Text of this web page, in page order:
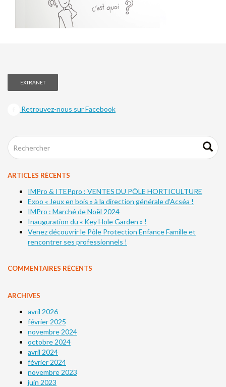
EXTRANET
Retrouvez-nous sur Facebook
ARTICLES RÉCENTS
IMPro & ITEPpro : VENTES DU PÔLE HORTICULTURE
Expo « Jeux en bois » à la direction générale d’Acséa !
IMPro : Marché de Noël 2024
Inauguration du « Key Hole Garden » !
Venez découvrir le Pôle Protection Enfance Famille et
rencontrer ses professionnels !
COMMENTAIRES RÉCENTS
ARCHIVES
avril 2026
février 2025
novembre 2024
octobre 2024
avril 2024
février 2024
novembre 2023
juin 2023